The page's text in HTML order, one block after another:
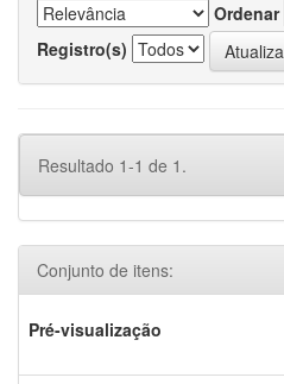
Ordenar
Registro(s)
Resultado 1-1 de 1.
Conjunto de itens:
Pré-visualização